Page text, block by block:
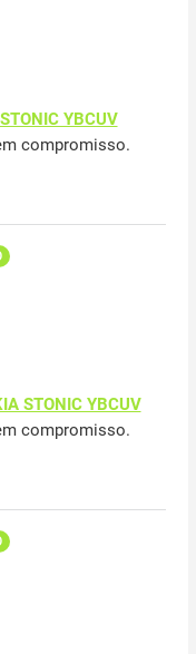
YBCUV
compromisso.
STONIC YBCUV
compromisso.